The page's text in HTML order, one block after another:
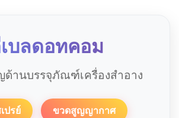
บลดอทคอม
ด้านบรรจุภัณฑ์เครื่องสำอาง
ปรย์ ขวดสูญญากาศ